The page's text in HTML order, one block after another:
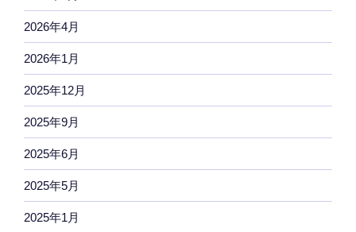
2026年4月
2026年1月
2025年12月
2025年9月
2025年6月
2025年5月
2025年1月